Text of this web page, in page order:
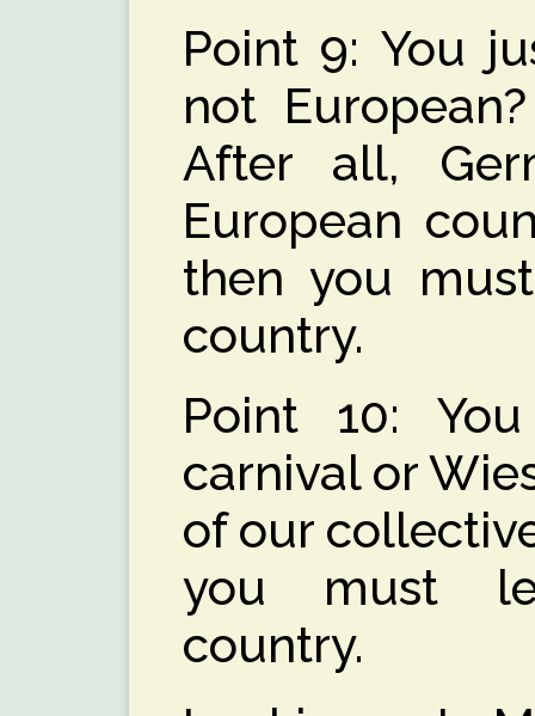
Point 9: You
not
After all,
European
then you
country.
Point 10:
carnival or
of our
you must
country.